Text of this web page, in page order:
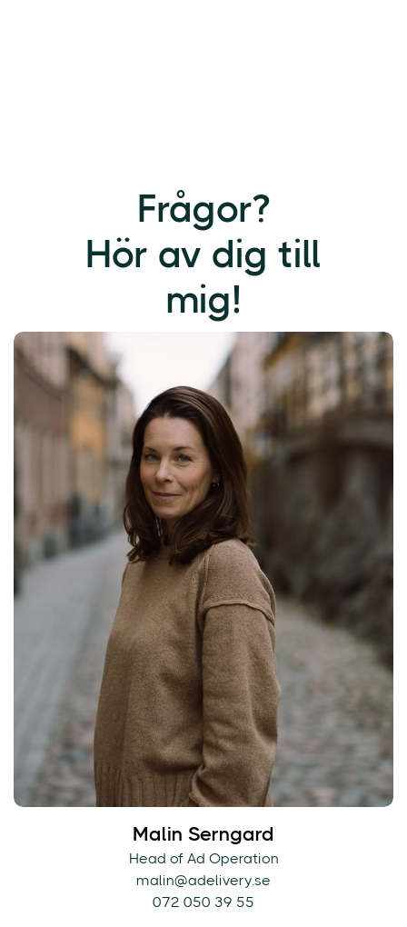
Frågor?
Hör av dig till
mig!
Malin Serngard
Head of Ad Operation
malin@adelivery.se
072 050 39 55